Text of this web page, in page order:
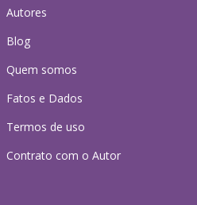
Autores
Blog
Quem somos
Fatos e Dados
Termos de uso
Contrato com o Autor